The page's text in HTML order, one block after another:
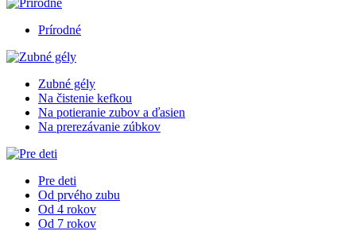
Prírodné
Zubné gély
Na čistenie kefkou
Na potieranie zubov a ďasien
Na prerezávanie zúbkov
Pre deti
Od prvého zubu
Od 4 rokov
Od 7 rokov